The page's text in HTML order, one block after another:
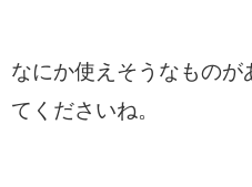
なにか使えそうなもの
てくださいね。